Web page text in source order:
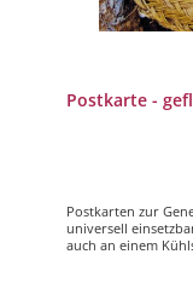
Postkarte -
Postkarten zur
universell
auch an einem